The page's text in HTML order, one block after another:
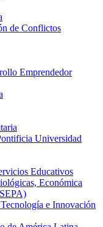
de Conflictos
Emprendedor
Universidad
Educativos
Económica
e Innovación